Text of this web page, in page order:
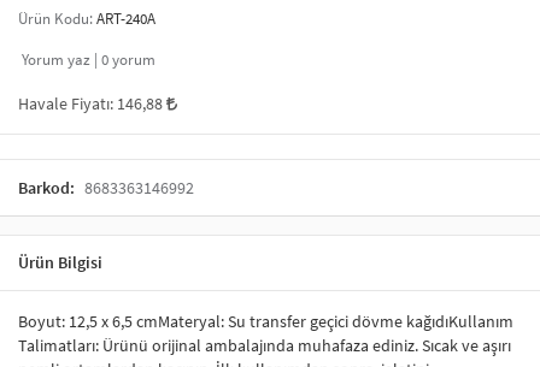
ODA KOKUSU VE MUM
Ürün Kodu:ART-240A
Yorum yaz | 0yorum
Havale Fiyatı: 146,88
Barkod: 8683363146992
Ürün Bilgisi
Boyut: 12,5 x 6,5 cmMateryal: Su transfer geçici dövme kağıdıKullanım
Talimatları: Ürünü orijinal ambalajında muhafaza ediniz. Sıcak ve aşırı